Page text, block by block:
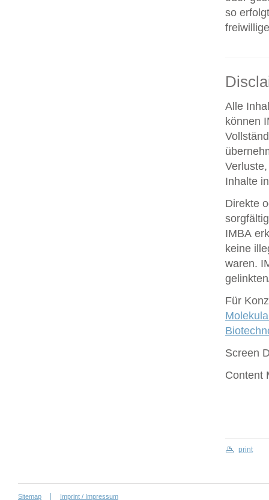
so
Alle
können
Inhalte
Direkte
IMBA
keine
waren.
Für
Screen
Content
print
Sitemap Imprint / Impressum